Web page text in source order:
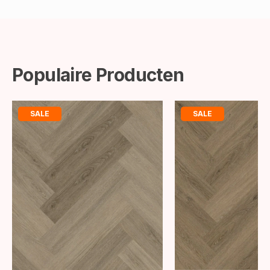
Populaire Producten
SALE SALE